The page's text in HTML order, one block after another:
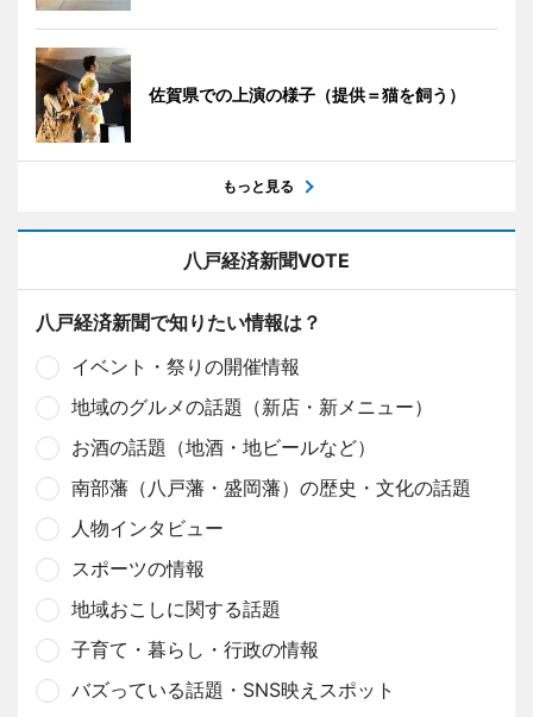
佐賀県での上演の様子（提供＝猫を飼う）
もっと見る
八戸経済新聞VOTE
八戸経済新聞で知りたい情報は？
イベント・祭りの開催情報
地域のグルメの話題（新店・新メニュー）
お酒の話題（地酒・地ビールなど）
南部藩（八戸藩・盛岡藩）の歴史・文化の話題
人物インタビュー
スポーツの情報
地域おこしに関する話題
子育て・暮らし・行政の情報
バズっている話題・SNS映えスポット